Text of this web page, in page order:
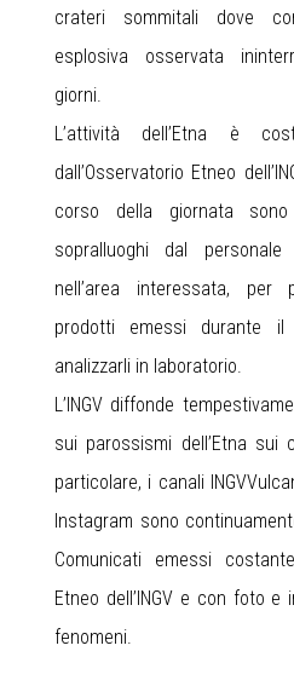
crateri sommitali dove
esplosiva osservata
giorni.
L’attività dell’Etna è
dall’Osservatorio Etneo
corso della giornata
sopralluoghi dal personale
nell’area interessata, per
prodotti emessi durante il
analizzarli in laboratorio.
L’INGV diffonde
sui parossismi dell’Etna sui
particolare, i canali
Instagram sono
Comunicati emessi
Etneo dell’INGV e con foto
fenomeni.